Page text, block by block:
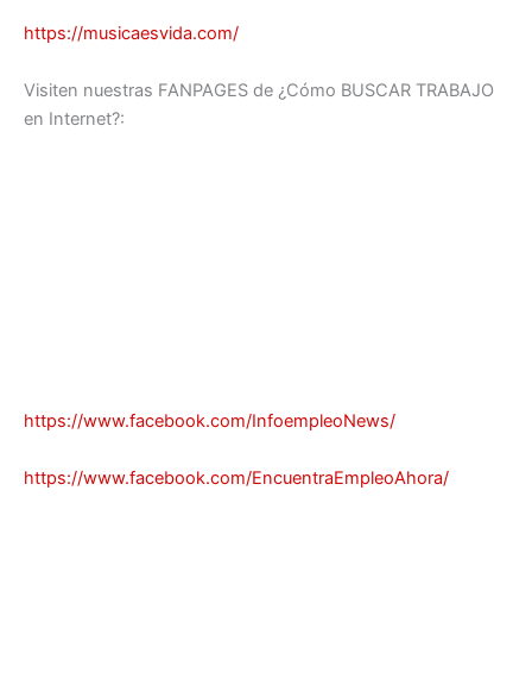
https://musicaesvida.com/
Visiten nuestras FANPAGES de ¿Cómo BUSCAR TRABAJO
en Internet?:
https://www.facebook.com/InfoempleoNews/
https://www.facebook.com/EncuentraEmpleoAhora/